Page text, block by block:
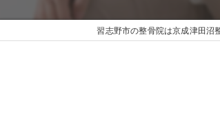
盤矯正
習志野市の整骨院は京成津田沼